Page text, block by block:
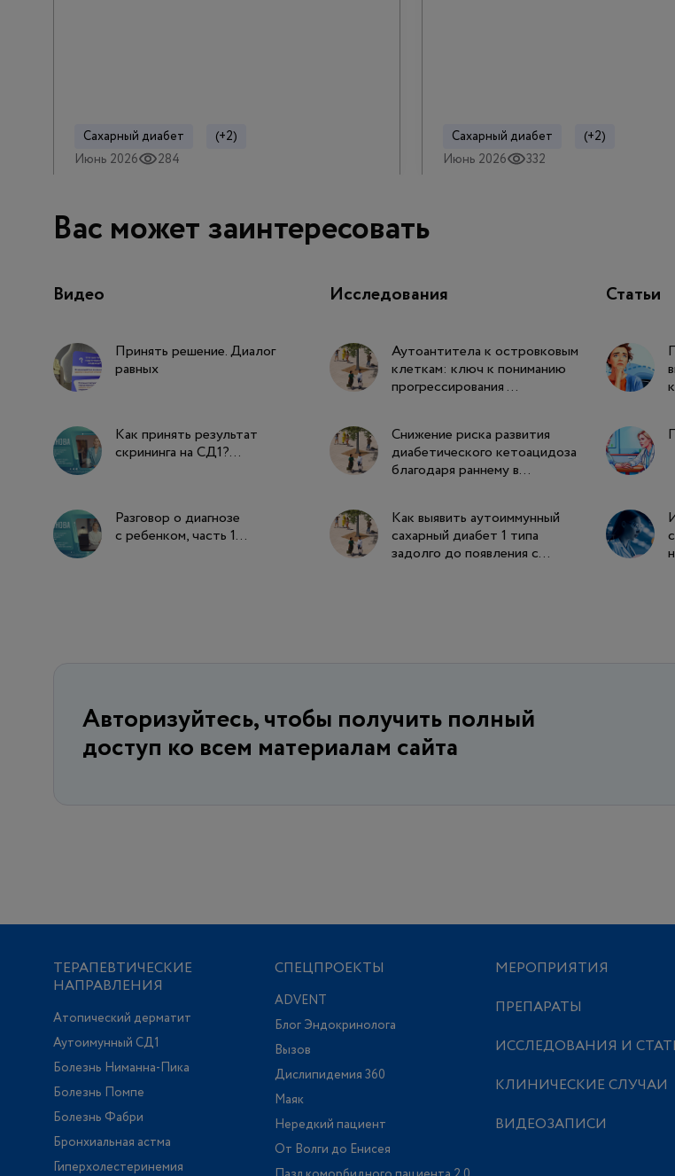
Сахарный диабет
(+2)
Июнь 2026
284
Сахарный диабет
(+2)
Июнь 2026
332
Вас может заинтересовать
Видео
Принять решение. Диалог
равных
Как принять результат
скрининга на СД1?...
Разговор о диагнозе
с ребенком, часть 1...
Исследования
Аутоантитела к островковым
клеткам: ключ к пониманию
прогрессирования ...
Снижение риска развития
диабетического кетоацидоза
благодаря раннему в...
Как выявить аутоиммунный
сахарный диабет 1 типа
задолго до появления с...
Статьи
Авторизуйтесь, чтобы получитьполный
доступ ко всем материалам сайта
ТЕРАПЕВТИЧЕСКИЕ
НАПРАВЛЕНИЯ
Атопический дерматит
Аутоимунный СД1
Болезнь Ниманна-Пика
Болезнь Помпе
Болезнь Фабри
Бронхиальная астма
Гиперхолестеринемия
СПЕЦПРОЕКТЫ
ADVENT
Блог Эндокринолога
Вызов
Дислипидемия 360
Маяк
Нередкий пациент
От Волги до Енисея
МЕРОПРИЯТИЯ
ПРЕПАРАТЫ
ИССЛЕДОВАНИЯ И
КЛИНИЧЕСКИЕ СЛУЧАИ
ВИДЕОЗАПИСИ